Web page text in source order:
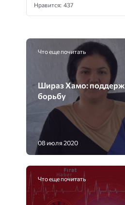
Нравится: 437
Что еще почитать
Шираз Хамо:
борьбу
08 июля 2020
Что еще почитать